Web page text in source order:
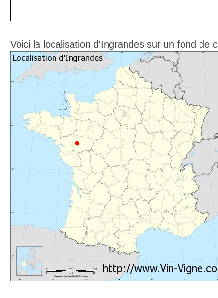
Voici la localisation d'Ingrandes sur un fond de